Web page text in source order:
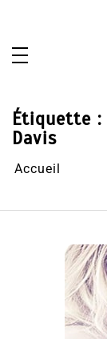
Étiquette :
Davis
Accueil